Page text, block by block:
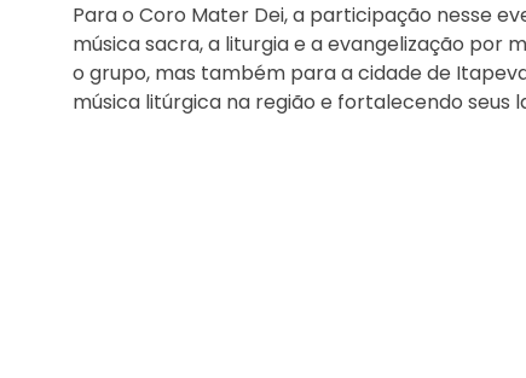
Para o Coro Mater Dei, a participação nesse
música sacra, a liturgia e a evangelização por
o grupo, mas também para a cidade de
música litúrgica na região e fortalecendo seus